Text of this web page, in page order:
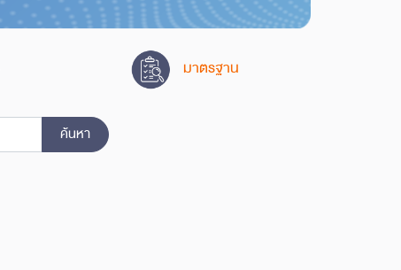
มาตรฐาน
ค้นหา